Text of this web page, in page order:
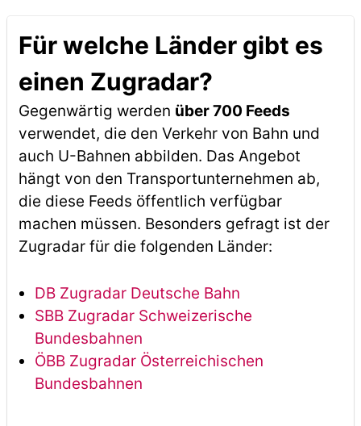
Für welche Länder gibt es
einen Zugradar?
Gegenwärtig werden über 700 Feeds
verwendet, die den Verkehr von Bahn und
auch U-Bahnen abbilden. Das Angebot
hängt von den Transportunternehmen ab,
die diese Feeds öffentlich verfügbar
machen müssen. Besonders gefragt ist der
Zugradar für die folgenden Länder:
DB Zugradar Deutsche Bahn
SBB Zugradar Schweizerische
Bundesbahnen
ÖBB Zugradar Österreichischen
Bundesbahnen